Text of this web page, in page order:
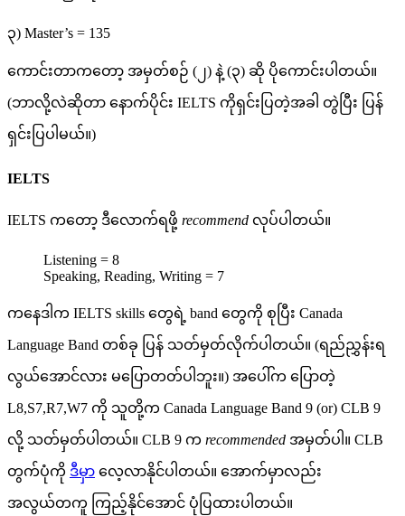
၃) Master’s = 135
ကောင်းတာကတော့ အမှတ်စဉ် (၂) နဲ့ (၃) ဆို ပိုကောင်းပါတယ်။
(ဘာလို့လဲဆိုတာ နောက်ပိုင်း IELTS ကိုရှင်းပြတဲ့အခါ တွဲပြီး ပြန်
ရှင်းပြပါမယ်။)
IELTS
IELTS ကတော့ ဒီလောက်ရဖို့ recommend လုပ်ပါတယ်။
Listening = 8
Speaking, Reading, Writing = 7
ကနေဒါက IELTS skills တွေရဲ့ band တွေကို စုပြီး Canada
Language Band တစ်ခု ပြန် သတ်မှတ်လိုက်ပါတယ်။ (ရည်ညွှန်းရ
လွယ်အောင်လား မပြောတတ်ပါဘူး။) အပေါ်က ပြောတဲ့
L8,S7,R7,W7 ကို သူတို့က Canada Language Band 9 (or) CLB 9
လို့ သတ်မှတ်ပါတယ်။ CLB 9 က recommended အမှတ်ပါ။ CLB
တွက်ပုံကို ဒီမှာ လေ့လာနိုင်ပါတယ်။ အောက်မှာလည်း
အလွယ်တကူ ကြည့်နိုင်အောင် ပုံပြထားပါတယ်။